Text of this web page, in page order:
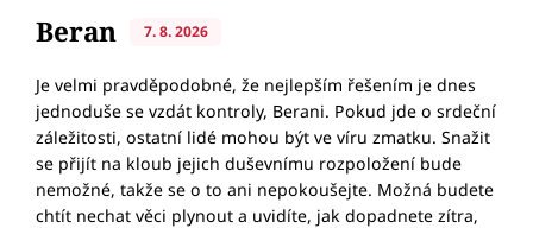
Beran 7. 8. 2026
Je velmi pravděpodobné, že nejlepším řešením je dnes
jednoduše se vzdát kontroly, Berani. Pokud jde o srdeční
záležitosti, ostatní lidé mohou být ve víru zmatku. Snažit
se přijít na kloub jejich duševnímu rozpoložení bude
nemožné, takže se o to ani nepokoušejte. Možná budete
chtít nechat věci plynout a uvidíte, jak dopadnete zítra,